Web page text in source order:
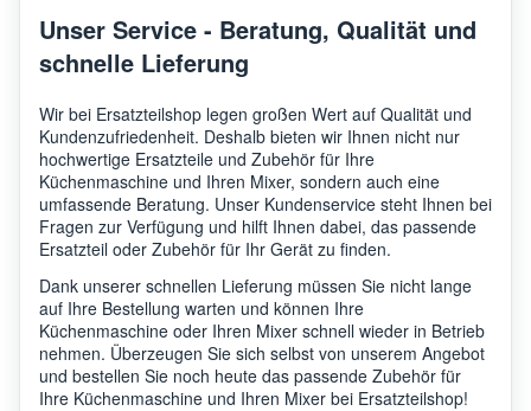
Unser Service - Beratung, Qualität und
schnelle Lieferung
Wir bei Ersatzteilshop legen großen Wert auf Qualität und
Kundenzufriedenheit. Deshalb bieten wir Ihnen nicht nur
hochwertige Ersatzteile und Zubehör für Ihre
Küchenmaschine und Ihren Mixer, sondern auch eine
umfassende Beratung. Unser Kundenservice steht Ihnen bei
Fragen zur Verfügung und hilft Ihnen dabei, das passende
Ersatzteil oder Zubehör für Ihr Gerät zu finden.
Dank unserer schnellen Lieferung müssen Sie nicht lange
auf Ihre Bestellung warten und können Ihre
Küchenmaschine oder Ihren Mixer schnell wieder in Betrieb
nehmen. Überzeugen Sie sich selbst von unserem Angebot
und bestellen Sie noch heute das passende Zubehör für
Ihre Küchenmaschine und Ihren Mixer bei Ersatzteilshop!